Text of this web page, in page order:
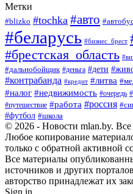
Метки
#blizko #tochka #авто
#беларусь #бизнес_брест
#брестская_область
#дальнобойщик #деньга #дети
#контрабанда #кредит #литва
#налог #недвижимость #очередь
#путешествие #работа #россия
#футбол #школа
© 2026 - Новости mlan.by.
Любое копирование
только с обратной активной
Все материалы
источников и других
авторство принадлежат их
Sign in